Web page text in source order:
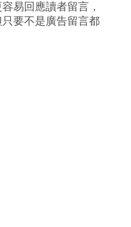
易回應讀者留言，
要不是廣告留言都